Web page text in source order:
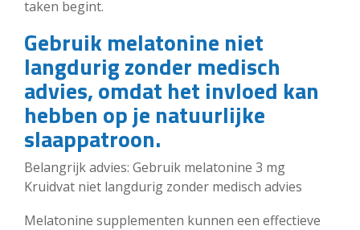
taken begint.
Gebruik melatonine niet
langdurig zonder medisch
advies, omdat het invloed kan
hebben op je natuurlijke
slaappatroon.
Belangrijk advies: Gebruik melatonine 3 mg
Kruidvat niet langdurig zonder medisch advies
Melatonine supplementen kunnen een effectieve